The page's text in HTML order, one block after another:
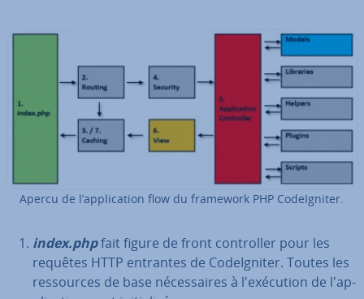
Apercu de l’ap­pli­ca­tion flow du framework PHP Co­deIg­ni­ter.
index.phpfait figure de front con­trol­ler pour les
requêtes HTTP entrantes de Co­deIg­ni­ter. Toutes les
res­sources de base né­ces­saires à l'exé­cu­tion de l'ap­